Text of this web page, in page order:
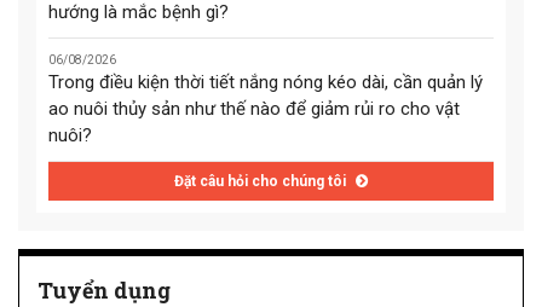
hướng là mắc bệnh gì?
06/08/2026
Trong điều kiện thời tiết nắng nóng kéo dài, cần quản lý
ao nuôi thủy sản như thế nào để giảm rủi ro cho vật
nuôi?
Đặt câu hỏi cho chúng tôi
Tuyển dụng